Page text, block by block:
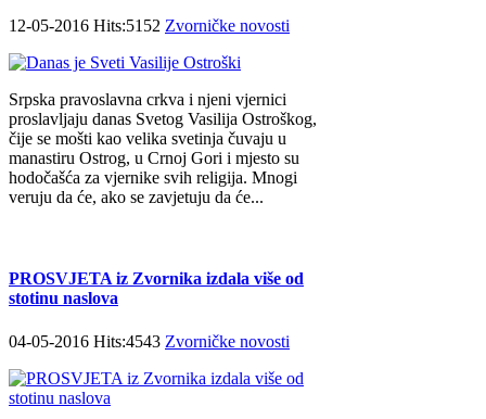
12-05-2016 Hits:5152 Zvorničke novosti
Srpska pravoslavna crkva i njeni vjernici
proslavljaju danas Svetog Vasilija Ostroškog,
čije se mošti kao velika svetinja čuvaju u
manastiru Ostrog, u Crnoj Gori i mjesto su
hodočašća za vjernike svih religija. Mnogi
veruju da će, ako se zavjetuju da će...
PROSVJETA iz Zvornika izdala više od
stotinu naslova
04-05-2016 Hits:4543 Zvorničke novosti